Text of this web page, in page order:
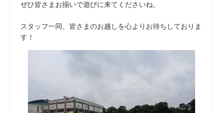
ぜひ皆さまお揃いで遊びに来てくださいね。
スタッフ一同、皆さまのお越しを心よりお待ちしておりま
す！